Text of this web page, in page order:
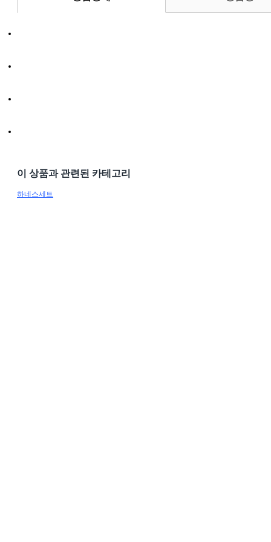
이 상품과 관련된 카테고리
하네스세트